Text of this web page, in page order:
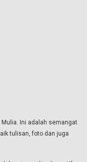
Mulia. Ini adalah semangat
tulisan, foto dan juga